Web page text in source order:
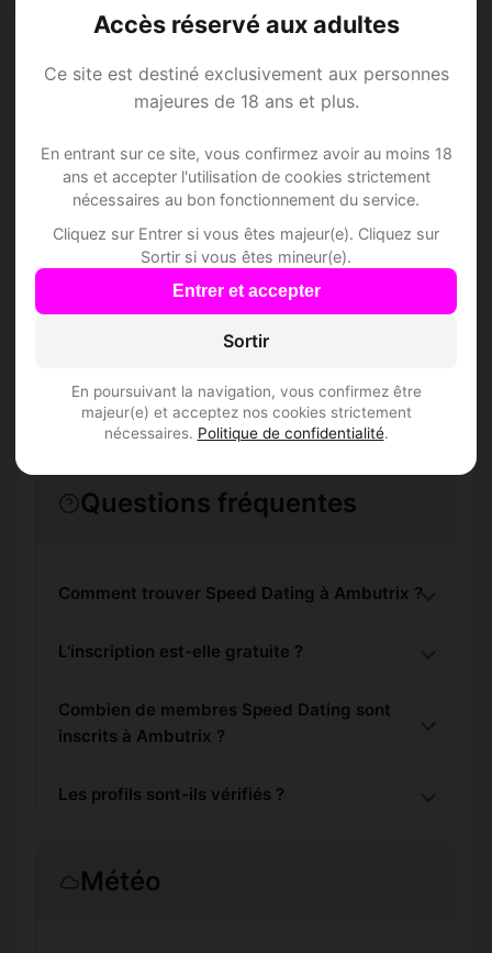
Accès réservé aux adultes
Ce site est destiné exclusivement aux personnes
majeures de 18 ans et plus.
En entrant sur ce site, vous confirmez avoir au moins 18
ans et accepter l'utilisation de cookies strictement
nécessaires au bon fonctionnement du service.
Cliquez sur Entrer si vous êtes majeur(e). Cliquez sur
Sortir si vous êtes mineur(e).
Entrer et accepter
Sortir
En poursuivant la navigation, vous confirmez être
majeur(e) et acceptez nos cookies strictement
nécessaires. Politique de confidentialité.
Ambutrix
Rejoins les membres de Ambutrix et des
alentours !
S'inscrire gratuitement
Questions fréquentes
Comment trouver Speed Dating à Ambutrix ?
L'inscription est-elle gratuite ?
Combien de membres Speed Dating sont
inscrits à Ambutrix ?
Les profils sont-ils vérifiés ?
Météo